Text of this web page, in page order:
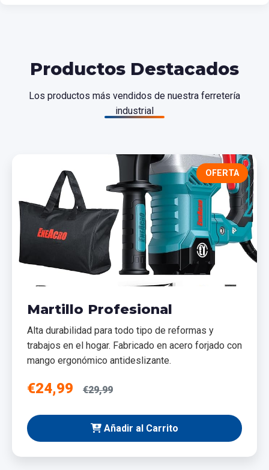
Productos Destacados
Los productos más vendidos de nuestra ferretería
industrial
OFERTA
Martillo Profesional
Alta durabilidad para todo tipo de reformas y
trabajos en el hogar. Fabricado en acero forjado con
mango ergonómico antideslizante.
€24,99 €29,99
Añadir al Carrito